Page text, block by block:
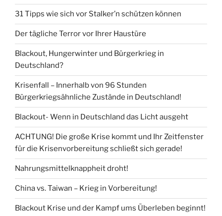
31 Tipps wie sich vor Stalker’n schützen können
Der tägliche Terror vor Ihrer Haustüre
Blackout, Hungerwinter und Bürgerkrieg in
Deutschland?
Krisenfall – Innerhalb von 96 Stunden
Bürgerkriegsähnliche Zustände in Deutschland!
Blackout- Wenn in Deutschland das Licht ausgeht
ACHTUNG! Die große Krise kommt und Ihr Zeitfenster
für die Krisenvorbereitung schließt sich gerade!
Nahrungsmittelknappheit droht!
China vs. Taiwan – Krieg in Vorbereitung!
Blackout Krise und der Kampf ums Überleben beginnt!